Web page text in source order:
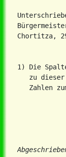
Chortitza,
1) Die
zu
Zahlen